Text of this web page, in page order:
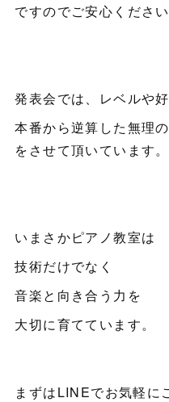
ですのでご安心ください
発表会では、レベルや
本番から逆算した無理
をさせて頂いています。
いまさかピアノ教室は
技術だけでなく
音楽と向き合う力を
大切に育てています。
まずはLINEでお気軽に